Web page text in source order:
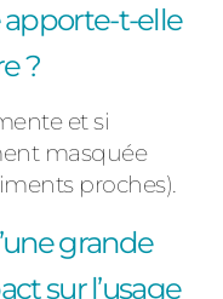
apporte-t-elle
?
et si
masquée
proches).
grande
sur l’usage